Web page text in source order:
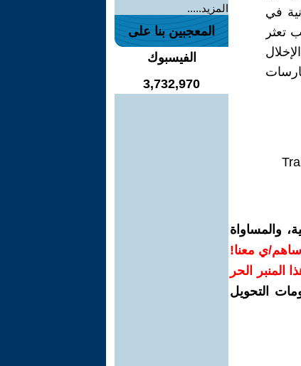
في
تعثر
والمساواة
ساهم/ي معنا!
المنبر الحر
التحويل
المزيد.....
المعجبين بنا على
الفيسبوك
3,732,970